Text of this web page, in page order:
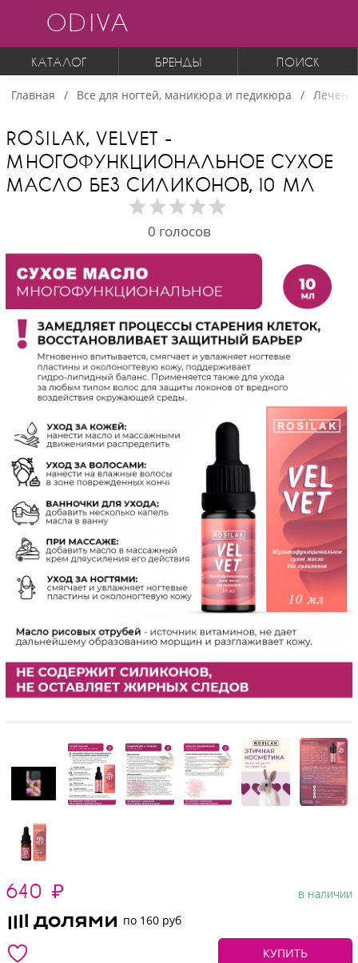
ODIVA
КАТАЛОГ БРЕНДЫ ПОИСК
Главная Все для ногтей, маникюра и педикюра
ROSILAK, VELVET -
МНОГОФУНКЦИОНАЛЬНОЕ СУХОЕ
МАСЛО БЕЗ СИЛИКОНОВ, 10 МЛ
0 голосов
640 ₽
в наличии
по 160 руб
КУПИТЬ